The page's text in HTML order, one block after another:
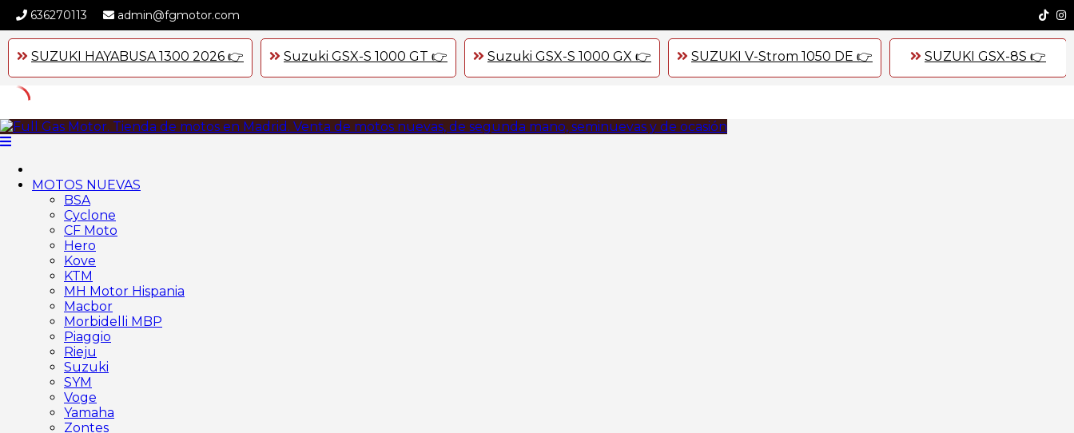
636270113 admin@fgmotor.com
SUZUKI HAYABUSA 1300 2026 👉 Suzuki GSX-S 1000 GT 👉 Suzuki GSX-S 1000 GX 👉 SUZUKI V-Strom 1050 DE 👉 SUZUKI GSX-8S 👉
Skip
to
MOTOS NUEVAS
BSA
Cyclone
CF Moto
Hero
Kove
KTM
MH Motor Hispania
Macbor
Morbidelli MBP
Piaggio
Rieju
Suzuki
SYM
Voge
Yamaha
Zontes